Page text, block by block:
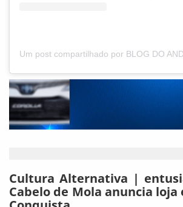
Cultura Alternativa |
Cabelo de Mola anuncia